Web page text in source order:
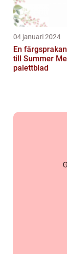
04 januari 2024
En
till Summer
palettblad